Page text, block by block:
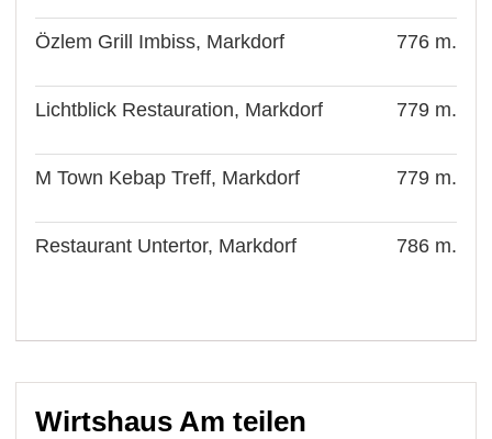
Özlem Grill Imbiss, Markdorf 776 m.
Lichtblick Restauration, Markdorf 779 m.
M Town Kebap Treff, Markdorf 779 m.
Restaurant Untertor, Markdorf 786 m.
Wirtshaus Am teilen